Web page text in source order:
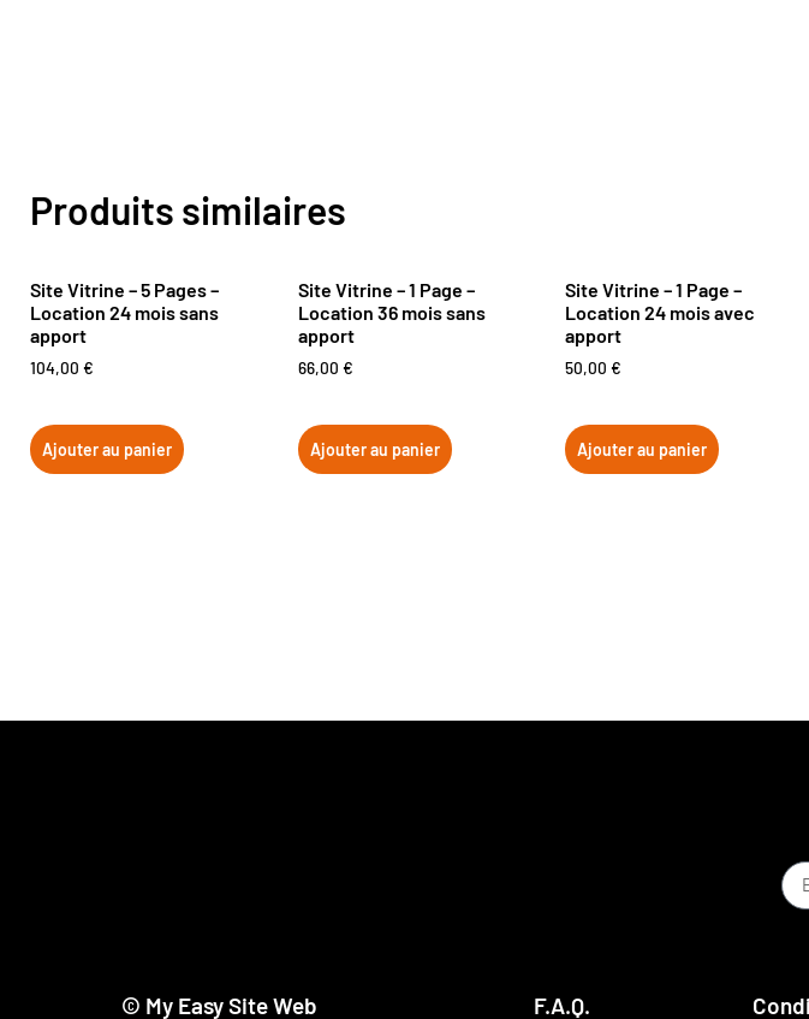
Produits similaires
Site Vitrine – 5 Pages –
Location 24 mois sans
apport
104,00 €
Ajouter au panier
Site Vitrine – 1 Page –
Location 36 mois sans
apport
66,00 €
Ajouter au panier
Site Vitrine – 1 Page –
Location 24 mois avec
apport
50,00 €
Ajouter au panier
© My Easy Site Web F.A.Q.